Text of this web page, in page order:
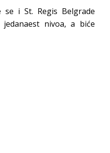
se i St. Regis Belgrade
nivoa, a biće